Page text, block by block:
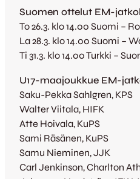
Suomen ottelut EM-
To 26.3. klo 14.00
La 28.3. klo 14.00 Suomi –
Ti 31.3. klo 14.00 Turkki –
U17-maajoukkue EM-
Saku-Pekka Sahlgren, KPS
Walter Viitala, HIFK
Atte Hoivala, KuPS
Sami Räsänen, KuPS
Samu Nieminen, JJK
Carl Jenkinson, Charlton